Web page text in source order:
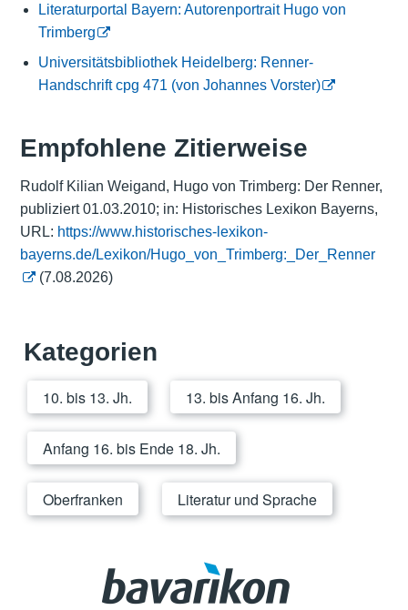
Literaturportal Bayern: Autorenportrait Hugo von
Trimberg
Universitätsbibliothek Heidelberg: Renner-
Handschrift cpg 471 (von Johannes Vorster)
Empfohlene Zitierweise
Rudolf Kilian Weigand, Hugo von Trimberg: Der Renner,
publiziert 01.03.2010; in: Historisches Lexikon Bayerns,
URL: https://www.historisches-lexikon-
bayerns.de/Lexikon/Hugo_von_Trimberg:_Der_Renner
(7.08.2026)
Kategorien
10. bis 13. Jh. 13. bis Anfang 16. Jh.
Anfang 16. bis Ende 18. Jh.
Oberfranken Literatur und Sprache